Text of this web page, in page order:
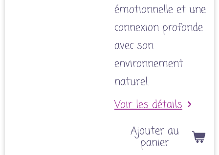
émotionnelle et une
connexion profonde
avec son
environnement
naturel.
Voir les détails
Ajouter au
panier